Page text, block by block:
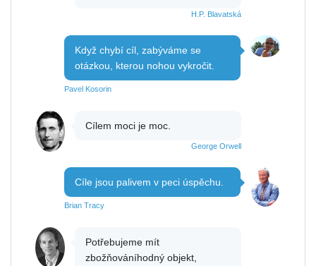
H.P. Blavatská
Když chybí cíl, zabýváme se
otázkou, kterou nohou vykročit.
Pavel Kosorin
Cílem moci je moc.
George Orwell
Cíle jsou palivem v peci úspěchu.
Brian Tracy
Potřebujeme mít
zbožňováníhodný objekt,